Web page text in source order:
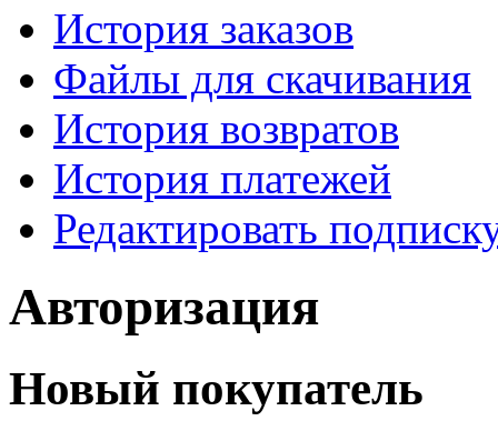
История заказов
Файлы для скачивания
История возвратов
История платежей
Редактировать
Авторизация
Новый покупатель